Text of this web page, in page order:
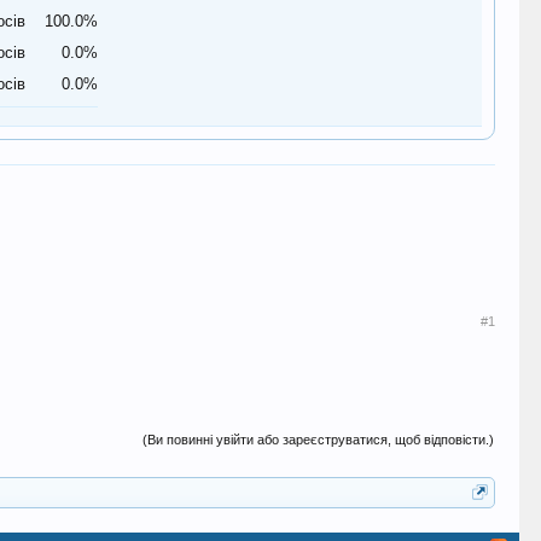
100.0%
0.0%
0.0%
#1
(Ви повинні увійти або зареєструватися, щоб відповісти.)